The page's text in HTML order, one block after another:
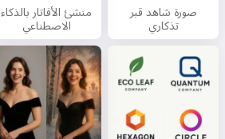
صورة شاهد قبر
تذكاري
منشئ الأفاتار بالذكاء
الاصطناعي